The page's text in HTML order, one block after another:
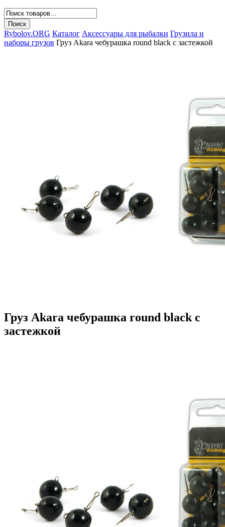
Rybolov.ORG Каталог Аксессуары для рыбалки Грузила и
наборы грузов Груз Akara чебурашка round black с застежкой
Груз Akara чебурашка round black с
застежкой